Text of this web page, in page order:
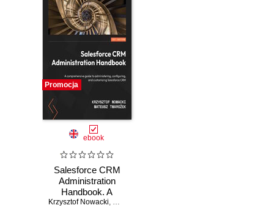
Promocja
ebook
Salesforce CRM
Administration
Handbook. A
comprehensive
Krzysztof Nowacki, Mateusz Twarożek